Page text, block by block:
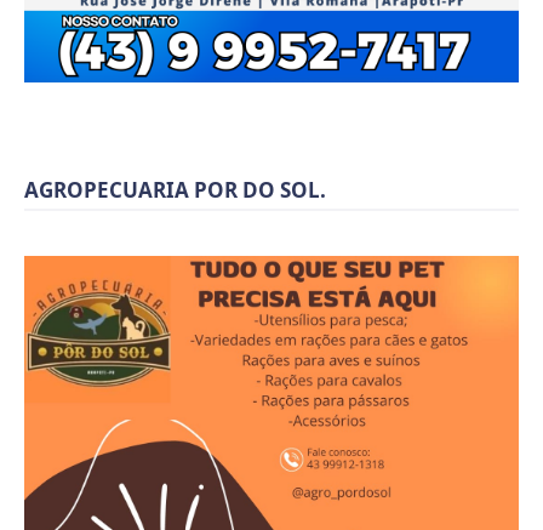
AGROPECUARIA POR DO SOL.